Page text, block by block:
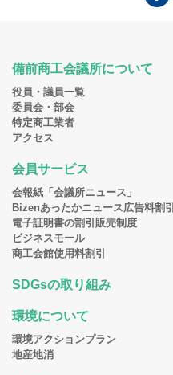
備前商工会議所について
役員・議員一覧
委員会・部会
特定商工業者
アクセス
会員サービス
会報紙「会議所ニュース」
Bizenあったかニュース広告料割引
電子証明書の割引販売制度
ビジネスモール
商工会館使用料割引
SDGsの取り組み
環境について
環境アクションプラン
地産地消